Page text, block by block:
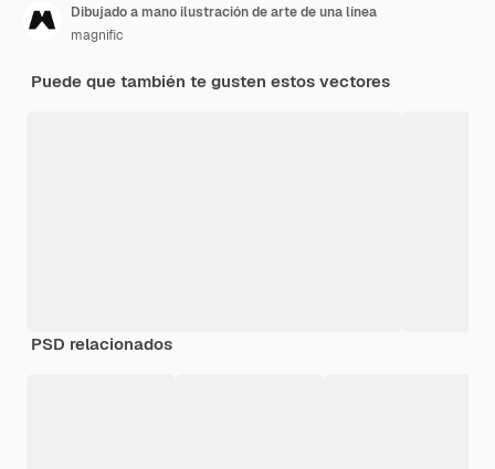
Dibujado a mano ilustración de arte de una línea
magnific
Puede que también te gusten estos vectores
PSD relacionados